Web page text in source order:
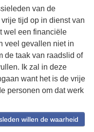
van de
tijd op in dienst van
wel een financiële
veel gevallen niet in
de taak van raadslid of
Ik zal in deze
want het is de vrije
personen om dat werk
willen de waarheid